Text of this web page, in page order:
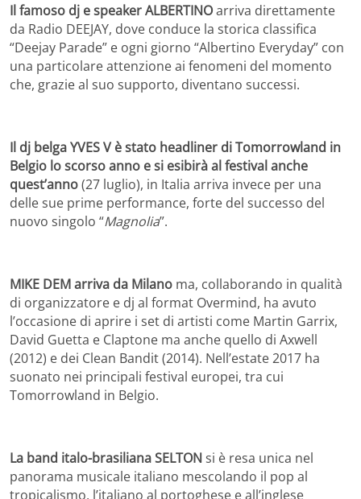
Il famoso dj e speaker ALBERTINOarriva direttamente
da Radio DEEJAY, dove conduce la storica classifica
“Deejay Parade” e ogni giorno “Albertino Everyday” con
una particolare attenzione ai fenomeni del momento
che, grazie al suo supporto, diventano successi.
Il dj belga YVES V è stato headliner di Tomorrowland in
Belgio lo scorso anno e si esibirà al festival anche
quest’anno(27 luglio), in Italia arriva invece per una
delle sue prime performance, forte del successo del
nuovo singolo “Magnolia”.
MIKE DEM arriva da Milano ma, collaborando in qualità
di organizzatore e dj al format Overmind, ha avuto
l’occasione di aprire i set di artisti come Martin Garrix,
David Guetta e Claptone ma anche quello di Axwell
(2012) e dei Clean Bandit (2014). Nell’estate 2017 ha
suonato nei principali festival europei, tra cui
Tomorrowland in Belgio.
La band italo-brasilianaSELTONsi è resa unica nel
panorama musicale italiano mescolando il pop al
tropicalismo, l’italiano al portoghese e all’inglese